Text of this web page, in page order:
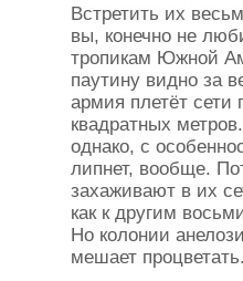
Встретить их
вы, конечно не
тропикам Южной
паутину видно за
армия плетёт
квадратных
однако, с
липнет, вообще.
захаживают в их
как к другим
Но колонии
мешает процветать.